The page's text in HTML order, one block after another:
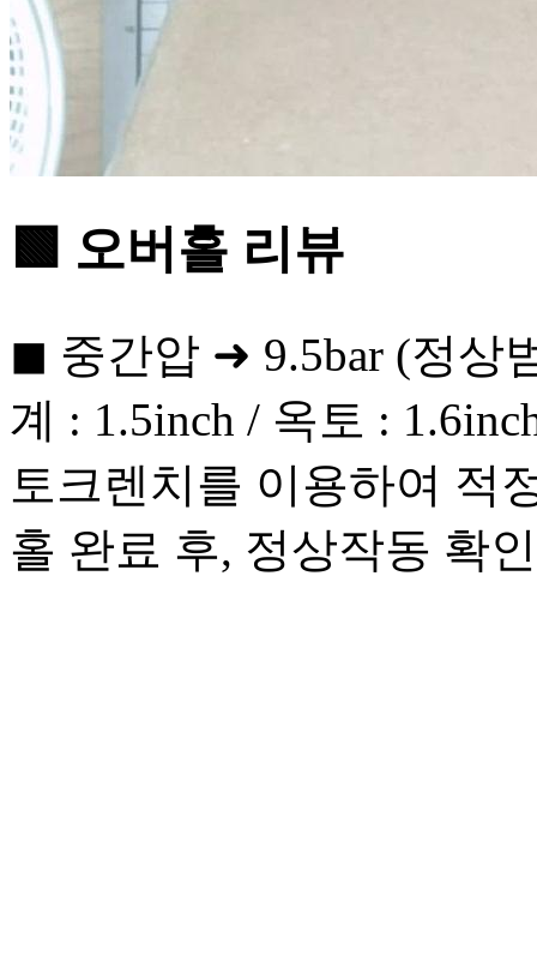
🟩 오버홀 리뷰
◼ 중간압 ➜ 9.5bar (정상
계 : 1.5inch / 옥토 :
토크렌치를 이용하여
홀 완료 후, 정상작동 확인